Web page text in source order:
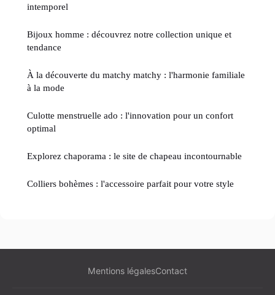
intemporel
Bijoux homme : découvrez notre collection unique et
tendance
À la découverte du matchy matchy : l'harmonie familiale
à la mode
Culotte menstruelle ado : l'innovation pour un confort
optimal
Explorez chaporama : le site de chapeau incontournable
Colliers bohèmes : l'accessoire parfait pour votre style
Mentions légalesContact